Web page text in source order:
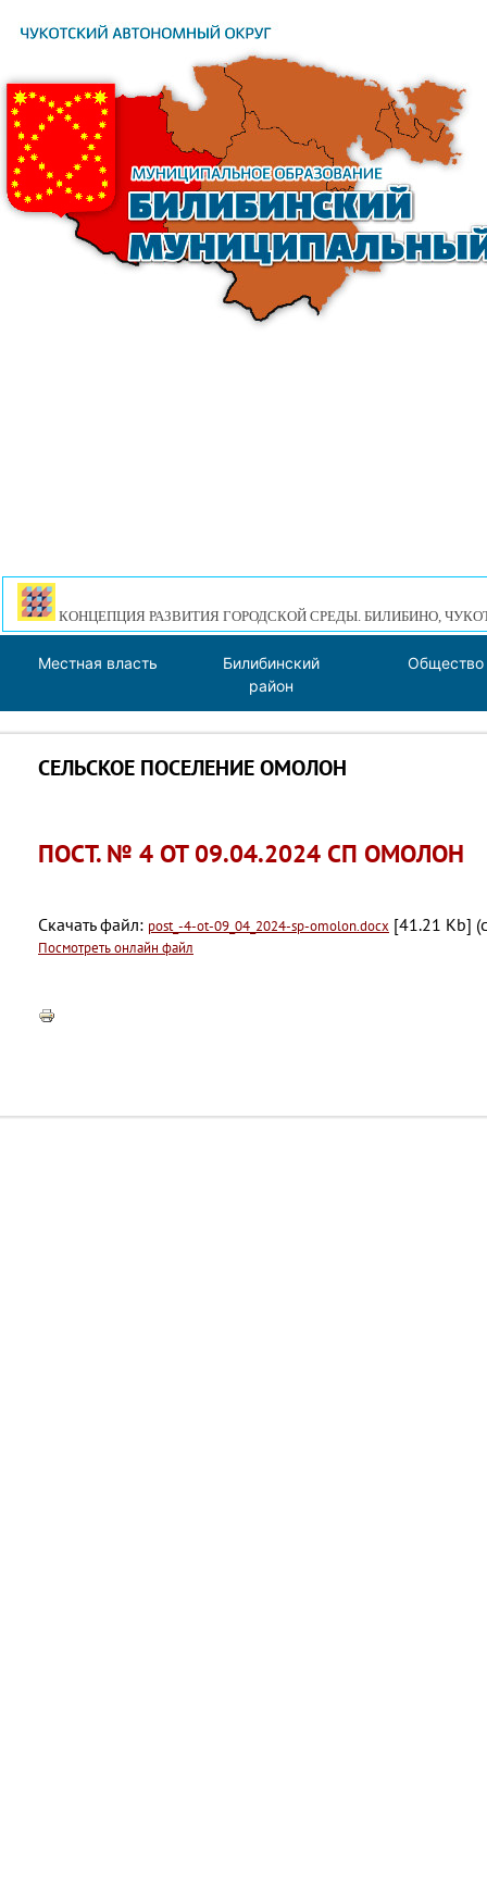
КОНЦЕПЦИЯ РАЗВИТИЯ ГОРОДСКОЙ СРЕДЫ. БИЛИБИНО,
Местная власть
Билибинский
район
Общество
СЕЛЬСКОЕ ПОСЕЛЕНИЕ ОМОЛОН
ПОСТ. № 4 ОТ 09.04.2024 СП ОМОЛОН
Скачать файл: post_-4-ot-09_04_2024-sp-omolon.docx [41.21 Kb]
Посмотреть онлайн файл